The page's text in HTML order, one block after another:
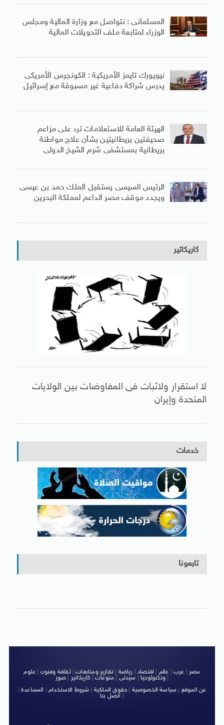
المسلمانى : نتواصل مع وزارة المالية ومجلس
الوزراء لمتابعة ملف التحويلات المالية
نيويورك تايمز الأمريكية : الكونجرس الأمريكى
يدرس شراكة دفاعية غير مسبوقة مع إسرائيل
الهيئة العامة للاستعلامات ترد على مزاعم
صحيفتين بريطانيتين بشأن علاج مواطنة
بريطانية بمستشفى شرم الشيخ الدولى
الرئيس السيسى يستقبل الملك حمد بن عيسى
ويجدد موقف مصر الداعم لمملكة البحرين
كاريكاتير
لا استقرار ولاثبات فى المفاوضات بين الولايات
المتحدة وإيران
خدمات
تابعونا
مصر عرب عالم اقتصاد رياضة |تقارير ومتابعات|ثقافة وفنون
علوم
وتكنولوجيا| سيدتى منوعات كاريكاتير صور
|
عن الموقع
سياسة الخصوصية حقوق الملكية شروط الاستخدام| المساعدة|
اتصل بنا